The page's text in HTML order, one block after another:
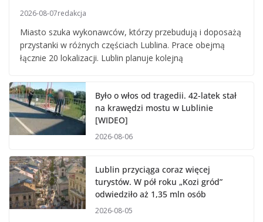
2026-08-07redakcja
Miasto szuka wykonawców, którzy przebudują i doposażą
przystanki w różnych częściach Lublina. Prace obejmą
łącznie 20 lokalizacji. Lublin planuje kolejną
Było o włos od tragedii. 42-latek stał
na krawędzi mostu w Lublinie
[WIDEO]
2026-08-06
Lublin przyciąga coraz więcej
turystów. W pół roku „Kozi gród”
odwiedziło aż 1,35 mln osób
2026-08-05